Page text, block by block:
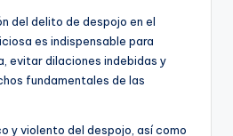
del delito de despojo en el
es indispensable para
evitar dilaciones indebidas y
fundamentales de las
y violento del despojo, así como